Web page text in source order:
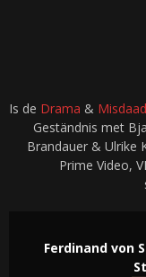
Is de Drama & Misdaad
Geständnis met
Brandauer & Ulrike
Prime Video,
Ferdinand von